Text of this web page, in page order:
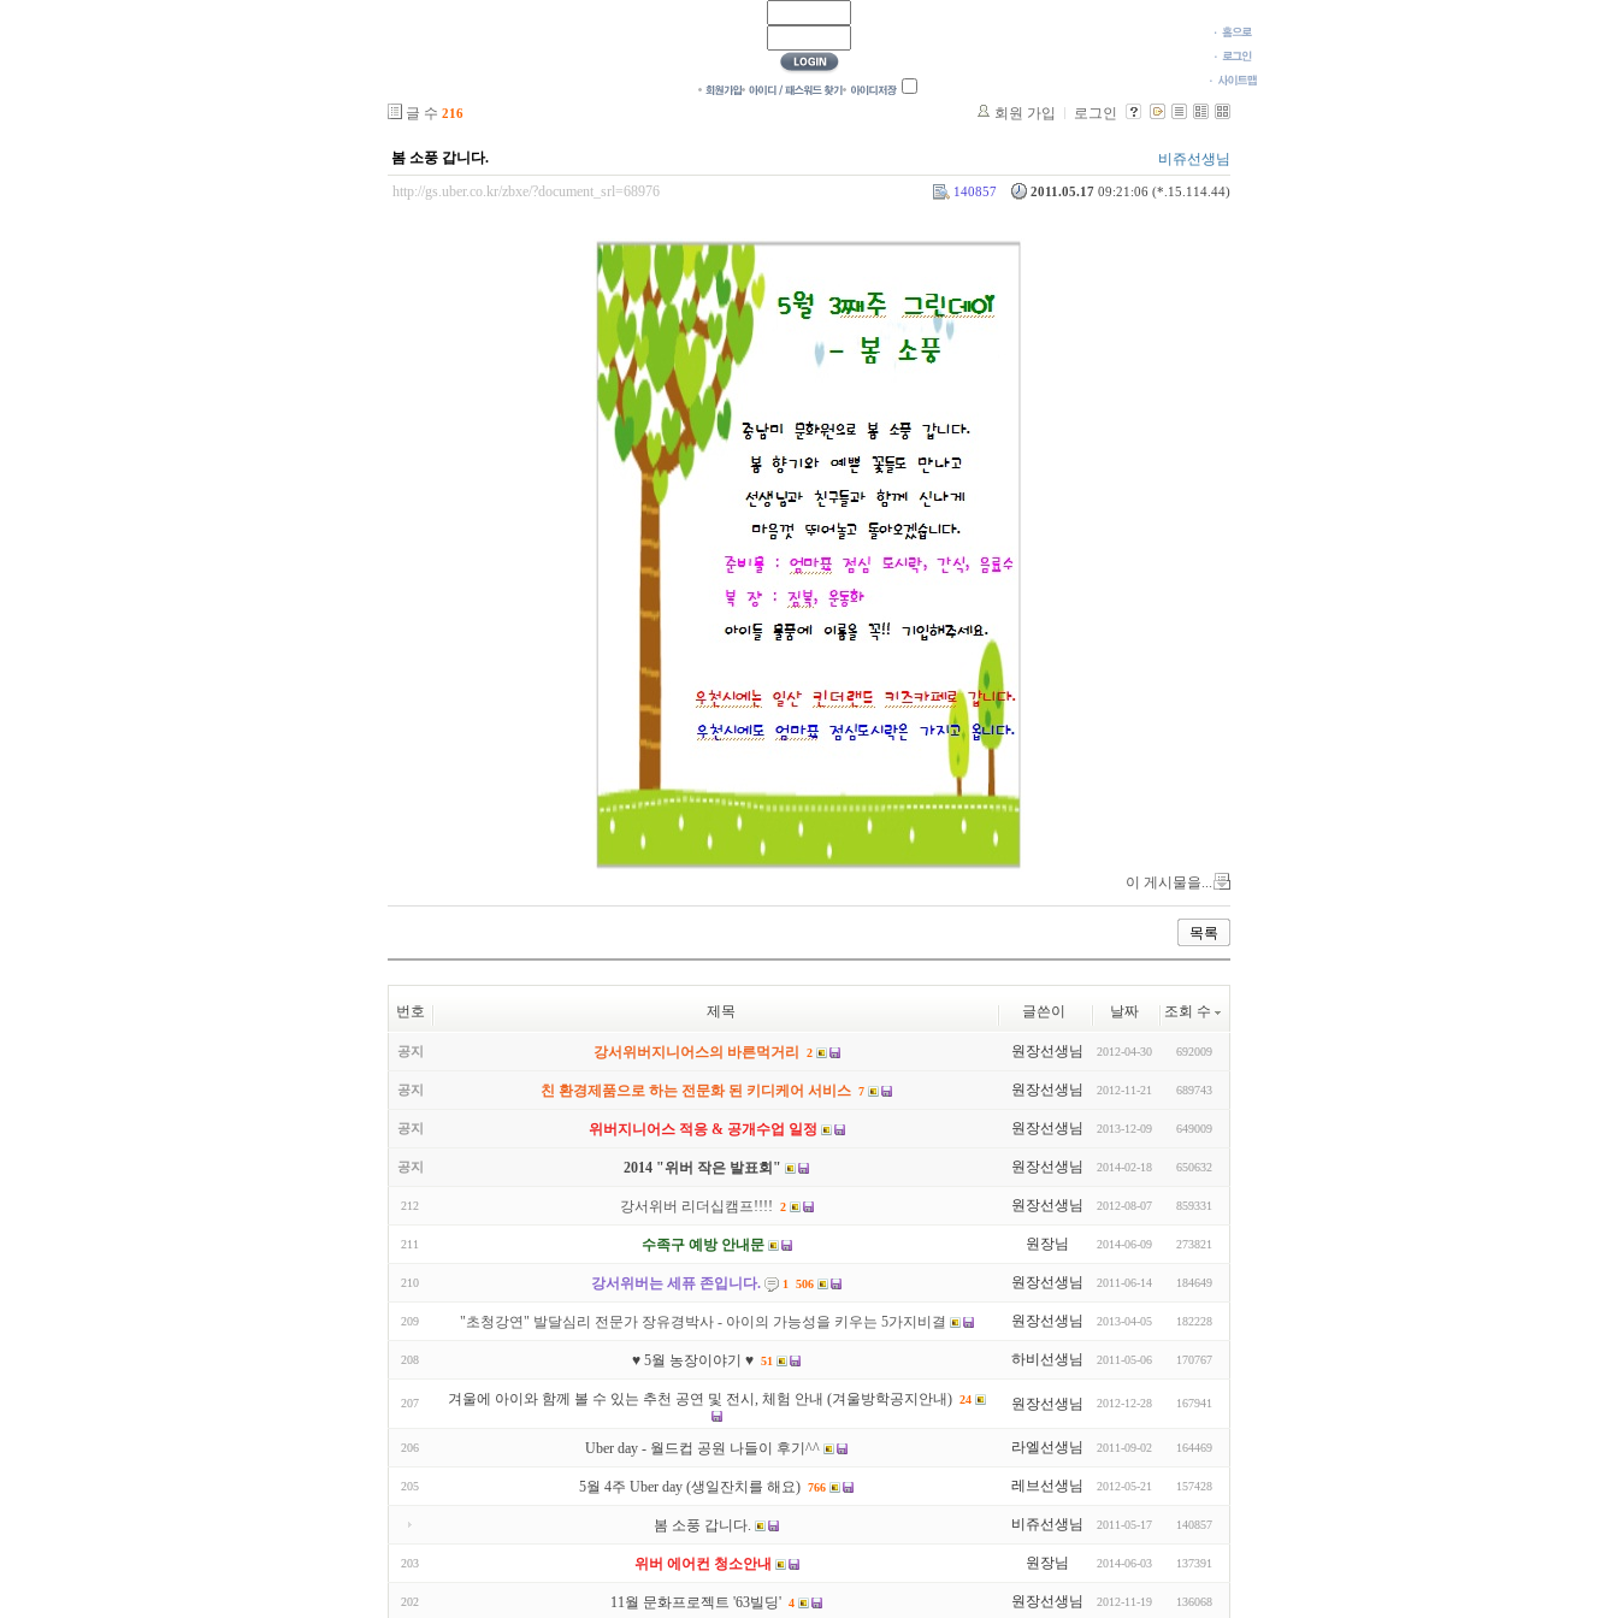
글 수 216 회원 가입 로그인
봄 소풍 갑니다.
비쥬선생님
http://gs.uber.co.kr/zbxe/?document_srl=68976
2011.05.17 09:21:06 (*.15.114.44)
140857
이 게시물을...
목록
번호 제목 글쓴이 날짜 조회 수
공지 강서위버지니어스의 바른먹거리 2 원장선생님 2012-04-30 692009
공지 친 환경제품으로 하는 전문화 된 키디케어 서비스 7 원장선생님 2012-11-21 689743
공지 위버지니어스 적응 & 공개수업 일정 원장선생님 2013-12-09 649009
공지 2014 "위버 작은 발표회" 원장선생님 2014-02-18 650632
212 강서위버 리더십캠프!!!! 2 원장선생님 2012-08-07 859331
211 수족구 예방 안내문 원장님 2014-06-09 273821
210 강서위버는 세퓨 존입니다. 1 506 원장선생님 2011-06-14 184649
209 "초청강연" 발달심리 전문가 장유경박사 - 아이의 가능성을 키우는 5가지비결 원장선생님 2013-04-05 182228
208 ♥ 5월 농장이야기 ♥ 51 하비선생님 2011-05-06 170767
207 겨울에 아이와 함께 볼 수 있는 추천 공연 및 전시, 체험 안내 (겨울방학공지안내) 24 원장선생님 2012-12-28 167941
206 Uber day - 월드컵 공원 나들이 후기^^ 라엘선생님 2011-09-02 164469
205 5월 4주 Uber day (생일잔치를 해요) 766 레브선생님 2012-05-21 157428
봄 소풍 갑니다. 비쥬선생님 2011-05-17 140857
203 위버 에어컨 청소안내 원장님 2014-06-03 137391
202 11월 문화프로젝트 '63빌딩' 4 원장선생님 2012-11-19 136068